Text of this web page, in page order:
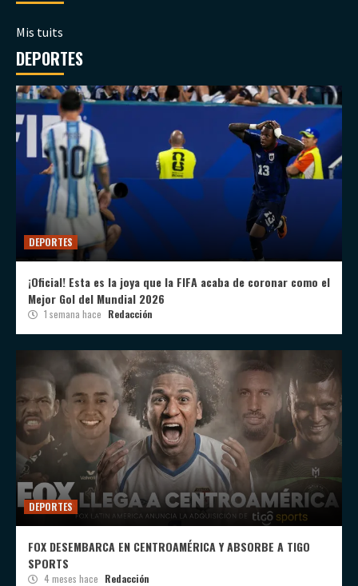
Mis tuits
DEPORTES
DEPORTES
¡Oficial! Esta es la joya que la FIFA acaba de coronar como el
Mejor Gol del Mundial 2026
1 semana hace Redacción
DEPORTES
FOX DESEMBARCA EN CENTROAMÉRICA Y ABSORBE A TIGO
SPORTS
4 meses hace Redacción